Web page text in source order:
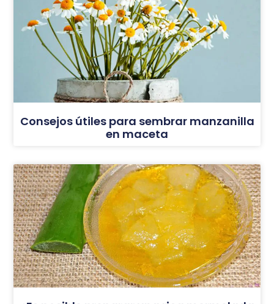
Consejos útiles para sembrar manzanilla
en maceta